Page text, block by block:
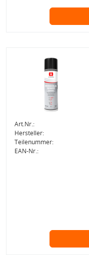
Art.Nr.:
Hersteller:
Teilenummer:
EAN-Nr.: